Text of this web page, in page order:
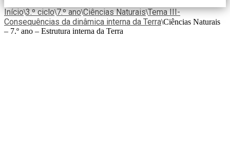
Início\3.º ciclo\7.º ano\Ciências Naturais\Tema III-
Consequências da dinâmica interna da Terra\Ciências Naturais
– 7.º ano – Estrutura interna da Terra